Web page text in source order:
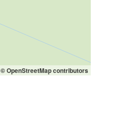
© OpenStreetMap contributors